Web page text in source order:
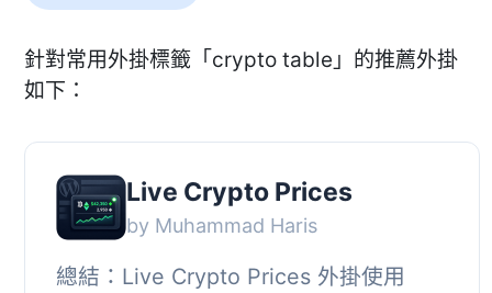
針對常用外掛標籤「crypto table」的推薦外掛
如下：
Live Crypto Prices
by Muhammad Haris
總結：Live Crypto Prices 外掛使用